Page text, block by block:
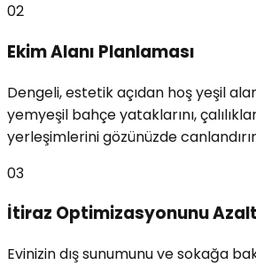
02
Ekim Alanı Planlaması
Dengeli, estetik açıdan hoş yeşil
yemyeşil bahçe yataklarını,
yerleşimlerini gözünüzde
03
İtiraz Optimizasyonunu
Evinizin dış sunumunu ve sokağa